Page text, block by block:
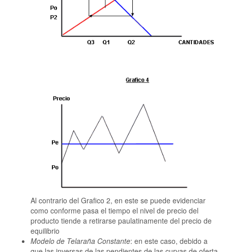
Al contrario del Grafico 2, en este se puede evidenciar
como conforme pasa el tiempo el nivel de precio del
producto tiende a retirarse paulatinamente del precio de
equilibrio
Modelo de Telaraña Constante: en este caso, debido a